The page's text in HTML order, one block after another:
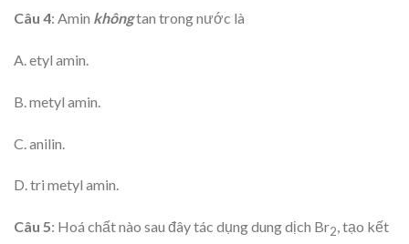
Câu 4: Amin khôngtan trong nước là
A. etyl amin.
B. metyl amin.
C. anilin.
D. tri metyl amin.
Câu 5: Hoá chất nào sau đây tác dụng dung dịch Br2, tạo kết